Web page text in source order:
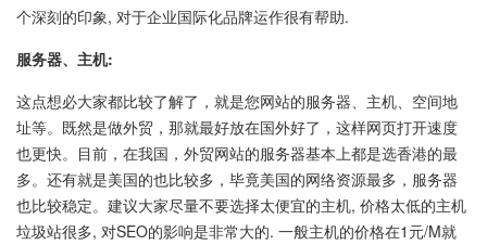
个深刻的印象, 对于企业国际化品牌运作很有帮助.
服务器、主机:
这点想必大家都比较了解了，就是您网站的服务器、主机、空间地
址等。既然是做外贸，那就最好放在国外好了，这样网页打开速度
也更快。目前，在我国，外贸网站的服务器基本上都是选香港的最
多。还有就是美国的也比较多，毕竟美国的网络资源最多，服务器
也比较稳定。建议大家尽量不要选择太便宜的主机, 价格太低的主机
垃圾站很多, 对SEO的影响是非常大的. 一般主机的价格在1元/M就